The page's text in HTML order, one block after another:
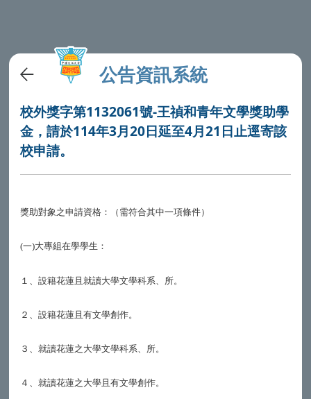
公告資訊系統
校外獎字第1132061號-王禎和青年文學獎助學
金，請於114年3月20日延至4月21日止逕寄該
校申請。
獎助對象之申請資格：（需符合其中一項條件）
(一)大專組在學學生：
１、設籍花蓮且就讀大學文學科系、所。
２、設籍花蓮且有文學創作。
３、就讀花蓮之大學文學科系、所。
４、就讀花蓮之大學且有文學創作。